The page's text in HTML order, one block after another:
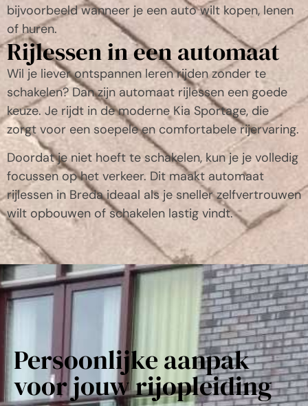
bijvoorbeeld wanneer je een auto wilt kopen, lenen
of huren.
Rijlessen in een automaat
Wil je liever ontspannen leren rijden zonder te
schakelen? Dan zijn automaat rijlessen een goede
keuze. Je rijdt in de moderne Kia Sportage, die
zorgt voor een soepele en comfortabele rijervaring.
Doordat je niet hoeft te schakelen, kun je je volledig
focussen op het verkeer. Dit maakt automaat
rijlessen in Breda ideaal als je sneller zelfvertrouwen
wilt opbouwen of schakelen lastig vindt.
Persoonlijke aanpak
voor jouw rijopleiding